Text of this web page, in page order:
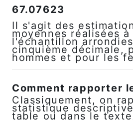
67.07623
Il s'agit des
moyennes réalisées
l'échantillon
cinquième décimale,
hommes et pour les
Comment rapporter
Classiquement, on
statistique
table ou dans le